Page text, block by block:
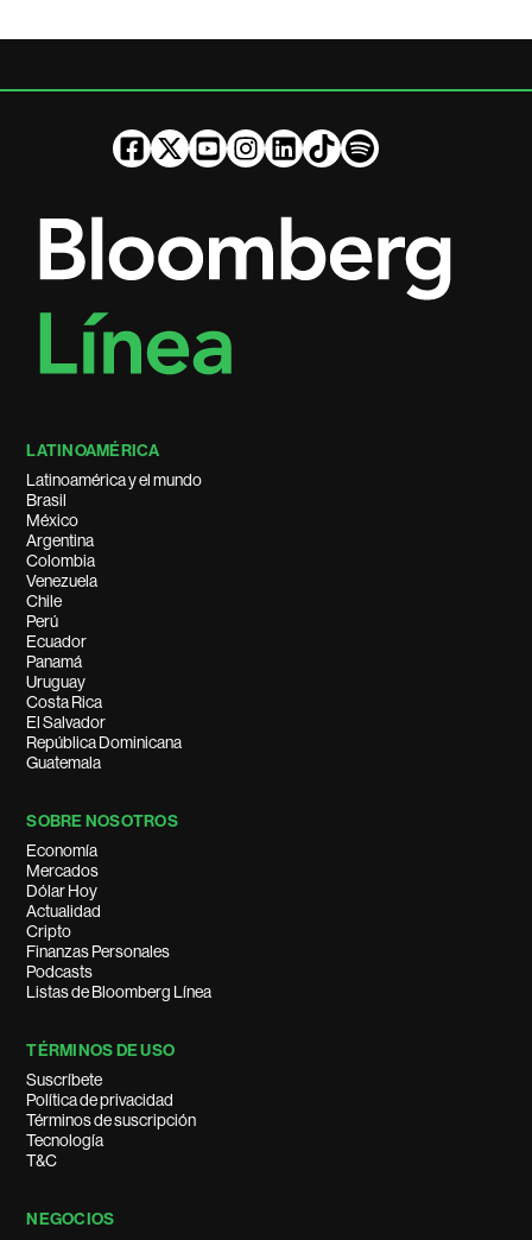
LATINOAMÉRICA
Latinoamérica y el mundo
Brasil
México
Argentina
Colombia
Venezuela
Chile
Perú
Ecuador
Panamá
Uruguay
Costa Rica
El Salvador
República Dominicana
Guatemala
SOBRE NOSOTROS
Economía
Mercados
Dólar Hoy
Actualidad
Cripto
Finanzas Personales
Podcasts
Listas de Bloomberg Línea
TÉRMINOS DE USO
Suscríbete
Política de privacidad
Términos de suscripción
Tecnología
T&C
NEGOCIOS